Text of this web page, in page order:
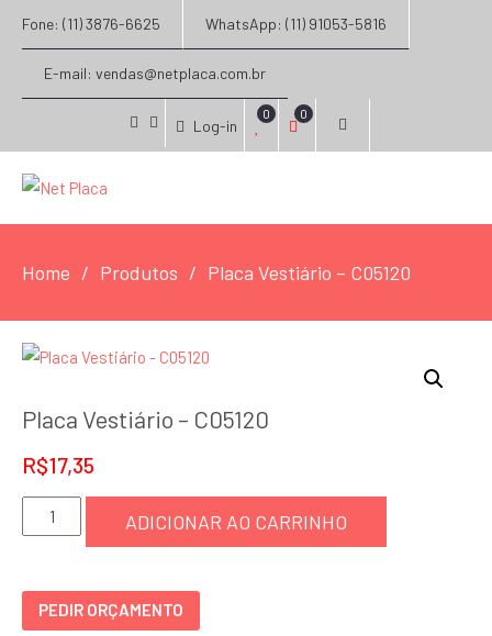
Fone: (11) 3876-6625 WhatsApp: (11) 91053-5816
E-mail: vendas@netplaca.com.br
facebook
instagram
Log-in
0 0
Home Produtos Placa Vestiário – C05120
Placa Vestiário – C05120
R$17,35
Placa
Vestiário
C05120
quantidade
ADICIONAR AO CARRINHO
PEDIR ORÇAMENTO